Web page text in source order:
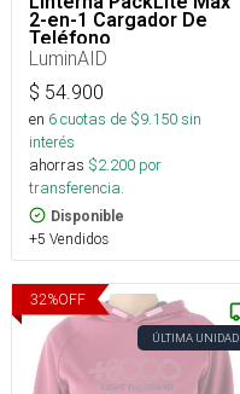
2-en-1 Cargador De
Teléfono
LuminAID
$ 54.900
en 6cuotas de $9.150sin
interés
ahorras $2.200 por
transferencia.
Disponible
+5 Vendidos
32%OFF
ÚLTIMA UNIDAD